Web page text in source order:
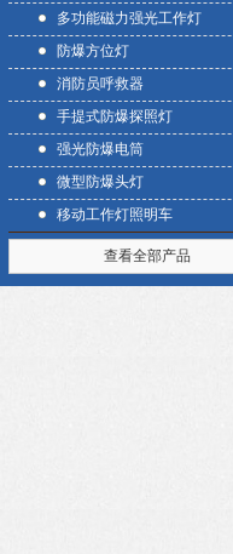
多功能磁力强光工作灯
防爆方位灯
消防员呼救器
手提式防爆探照灯
强光防爆电筒
微型防爆头灯
移动工作灯照明车
查看全部产品